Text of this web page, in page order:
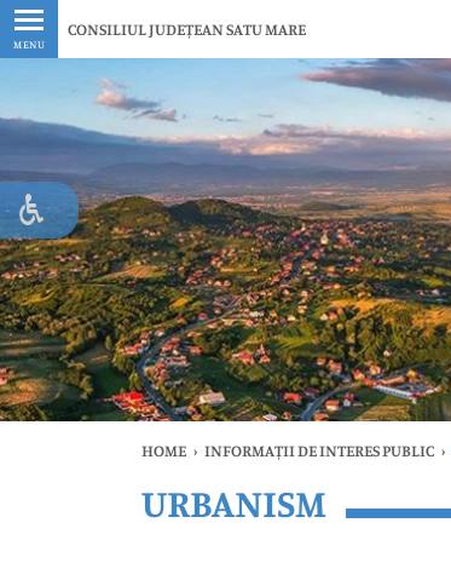
MENU
CONSILIUL JUDEȚEAN SATU MARE
HOME › INFORMAȚII DE INTERES PUBLIC ›
URBANISM